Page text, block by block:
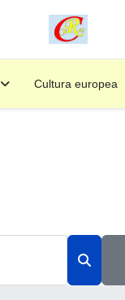
Cultura europea